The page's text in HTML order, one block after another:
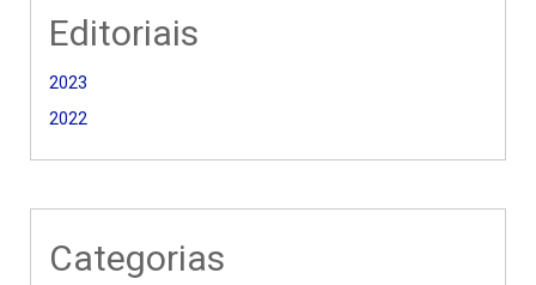
Editoriais
2023
2022
Categorias